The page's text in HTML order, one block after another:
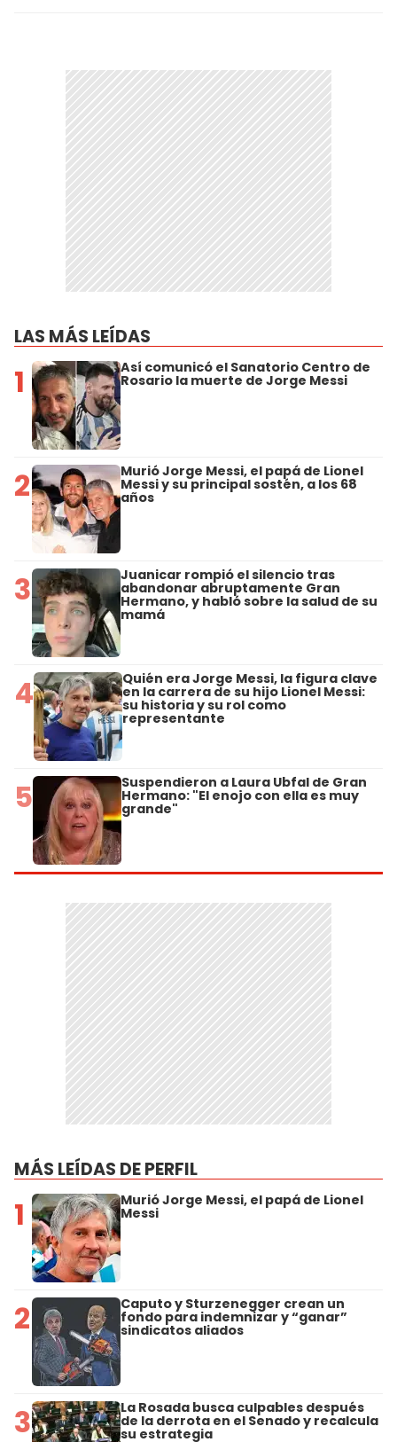
LAS MÁS LEÍDAS
1 Así comunicó el Sanatorio Centro de
Rosario la muerte de Jorge Messi
2 Murió Jorge Messi, el papá de Lionel
Messi y su principal sostén, a los 68
años
3 Juanicar rompió el silencio tras
abandonar abruptamente Gran
Hermano, y habló sobre la salud de su
mamá
4 Quién era Jorge Messi, la figura clave
en la carrera de su hijo Lionel Messi:
su historia y su rol como
representante
5 Suspendieron a Laura Ubfal de Gran
Hermano: "El enojo con ella es muy
grande"
MÁS LEÍDAS DE PERFIL
1 Murió Jorge Messi, el papá de Lionel
Messi
2 Caputo y Sturzenegger crean un
fondo para indemnizar y “ganar”
sindicatos aliados
3 La Rosada busca culpables después
de la derrota en el Senado y recalcula
su estrategia